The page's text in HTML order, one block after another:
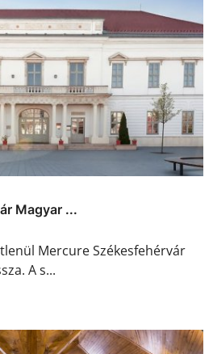
Magyar ...
Mercure Székesfehérvár
A s...